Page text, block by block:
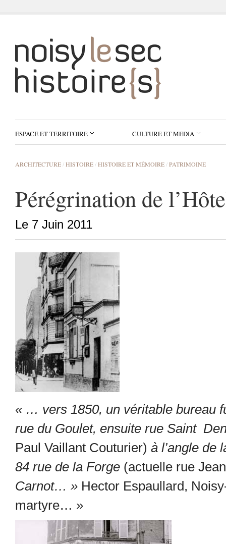
ESPACE ET TERRITOIRE CULTURE ET MEDIA
ARCHITECTURE /HISTOIRE /HISTOIRE ET MÉMOIRE /PATRIMOINE
Pérégrination de
Le 7 Juin 2011
« … vers 1850, un véritable bureau
rue du Goulet, ensuite rue Saint
Paul Vaillant Couturier) à l’angle de
84 rue de la Forge (actuelle rue
Carnot… » Hector Espaullard,
martyre… »